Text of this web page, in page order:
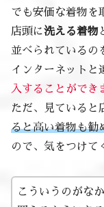
でも安価な着物を
店頭に洗える着物
並べられているの
インターネットと
入することができ
ただ、見ていると
ると高い着物も勧
ので、気をつけて
こういうのがな